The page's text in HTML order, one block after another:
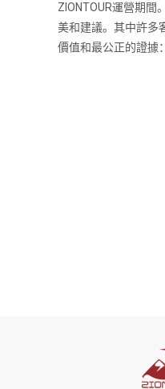
ZIONTOUR運營期間
美和建議。其中許多
價值和最公正的證據：
英文流利、講解的也
時左右，不過同一天可
完早餐再出發，會到島